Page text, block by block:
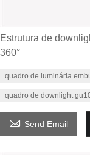
Estrutura de
360°
quadro de luminária
quadro de downlight
 Send Email